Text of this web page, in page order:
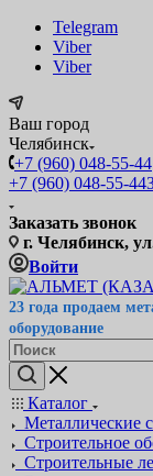
Telegram
Viber
Viber
Ваш город
Челябинск
+7 (960) 048-55-44
+7 (960) 048-55-44
Заказать звонок
г. Челябинск,
Войти
23 года продаем
оборудование
Каталог
Металлические
Строительное
Строительные